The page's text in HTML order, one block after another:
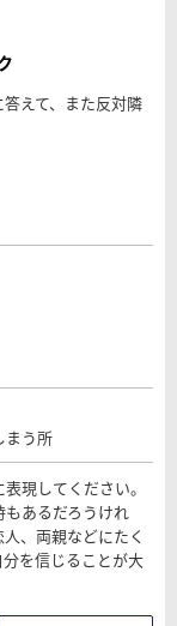
えて、また反対隣
まう所
現してください。
あるだろうけれ
、両親などにたく
を信じることが大